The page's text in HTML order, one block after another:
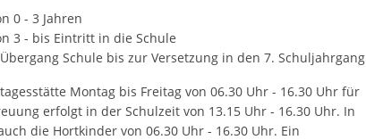
0 - 3 Jahren
3 - bis Eintritt in die Schule
Schule bis zur Versetzung in den 7. Schuljahrgang
Montag bis Freitag von 06.30 Uhr - 16.30 Uhr für
erfolgt in der Schulzeit von 13.15 Uhr - 16.30 Uhr. In
die Hortkinder von 06.30 Uhr - 16.30 Uhr. Ein